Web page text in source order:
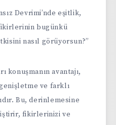
Devrimi’nde eşitlik,
bugünkü
nasıl görüyorsun?”
konuşmanın avantajı,
ve farklı
Bu, derinlemesine
fikirlerinizi ve